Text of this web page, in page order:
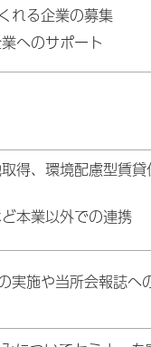
れる企業の募集
へのサポート
得、環境配慮型賃
本業以外での連携
実施や当所会報誌へ